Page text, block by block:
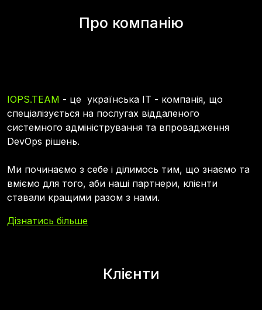
Про компанію
IOPS.TEAM - це українська ІТ - компанія, що
спеціалізується на послугах віддаленого
системного адміністрування та впровадження
DevOps рішень.
Ми починаємо з себе і ділимось тим, що знаємо та
вміємо для того, аби наші партнери, клієнти
ставали кращими разом з нами.
Дізнатись більше
Клієнти